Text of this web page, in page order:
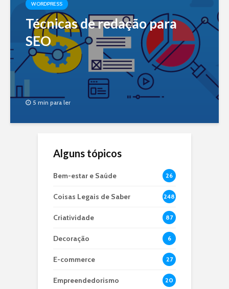
WORDPRESS
Técnicas de redação para
SEO
5 min para ler
Alguns tópicos
Bem-estar e Saúde 26
Coisas Legais de Saber 248
Criatividade 87
Decoração 6
E-commerce 27
Empreendedorismo 20